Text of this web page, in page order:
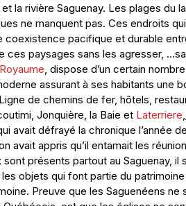
la rivière Saguenay. Les plages du
ne manquent pas. Ces endroits
coexistence pacifique et durable
paysages sans les agresser,
Royaume, dispose d’un certain
assurant à ses habitants une
de chemins de fer, hôtels,
Jonquière, la Baie et Laterriere
avait défrayé la chronique l’année
avait appris qu’il entamait les
présents partout au Saguenay,
objets qui font partie du
Preuve que les Saguenéens ne